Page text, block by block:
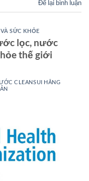
Để lại bình luận
SỨC KHỎE
lọc, nước
thế giới
CLEANSUI HÃNG